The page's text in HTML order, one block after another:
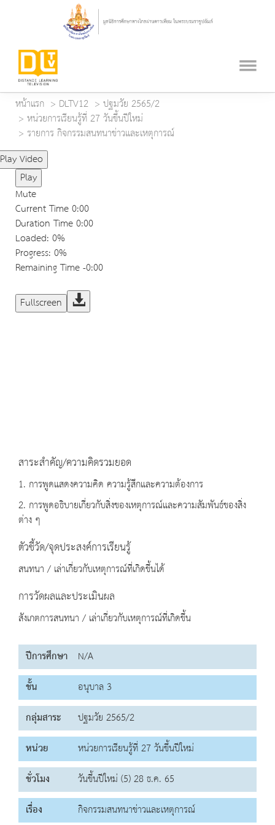
หน้าแรก DLTV12
ปฐมวัย 2565/2
หน่วยการเรียนรู้ที่ 27 วันขึ้นปีใหม่
รายการ กิจกรรมสนทนาข่าวและเหตุการณ์
Play Video
Play
Mute
Current Time0:00
Duration Time0:00
Loaded: 0%
Progress: 0%
Remaining Time-0:00
Fullscreen
สาระสำคัญ/ความคิดรวมยอด
1. การพูดแสดงความคิด ความรู้สึกและความต้องการ
2. การพูดอธิบายเกี่ยวกับสิ่งของเหตุการณ์และความสัมพันธ์ของสิ่ง
ต่าง ๆ
ตัวชี้วัด/จุดประสงค์การเรียนรู้
สนทนา / เล่าเกี่ยวกับเหตุการณ์ที่เกิดขึ้นได้
การวัดผลและประเมินผล
สังเกตการสนทนา / เล่าเกี่ยวกับเหตุการณ์ที่เกิดขึ้น
ปีการศึกษา N/A
ชั้น
อนุบาล 3
กลุ่มสาระ
ปฐมวัย 2565/2
หน่วย
หน่วยการเรียนรู้ที่ 27 วันขึ้นปีใหม่
ชั่วโมง
วันขึ้นปีใหม่ (5) 28 ธ.ค. 65
เรื่อง
กิจกรรมสนทนาข่าวและเหตุการณ์